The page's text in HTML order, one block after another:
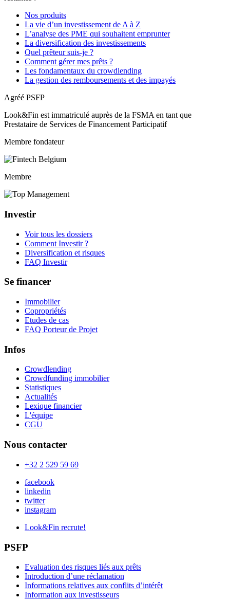
Nos produits
La vie d’un investissement de A à Z
L’analyse des PME qui souhaitent emprunter
La diversification des investissements
Quel prêteur suis-je ?
Comment gérer mes prêts ?
Les fondamentaux du crowdlending
La gestion des remboursements et des impayés
Agréé PSFP
Look&Fin est immatriculé auprès de la FSMA en tant que
Prestataire de Services de Financement Participatif
Membre fondateur
Membre
Investir
Voir tous les dossiers
Comment Investir ?
Diversification et risques
FAQ Investir
Se financer
Immobilier
Copropriétés
Etudes de cas
FAQ Porteur de Projet
Infos
Crowdlending
Crowdfunding immobilier
Statistiques
Actualités
Lexique financier
L'équipe
CGU
Nous contacter
+32 2 529 59 69
facebook
linkedin
twitter
instagram
Look&Fin recrute!
PSFP
Evaluation des risques liés aux prêts
Introduction d’une réclamation
Informations relatives aux conflits d’intérêt
Information aux investisseurs